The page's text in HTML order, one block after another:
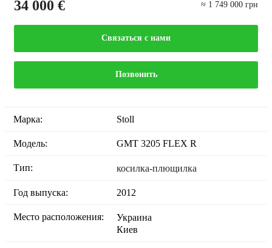
34 000 € ≈ 1 749 000 грн
Связаться с нами
Позвонить
Марка: Stoll
Модель: GMT 3205 FLEX R
Тип: косилка-плющилка
Год выпуска: 2012
Место расположения:
Украина
Киев